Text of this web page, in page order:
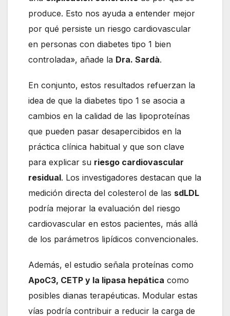
produce. Esto nos ayuda a entender mejor
por qué persiste un riesgo cardiovascular
en personas con diabetes tipo 1 bien
controlada», añade la Dra. Sardà.
En conjunto, estos resultados refuerzan la
idea de que la diabetes tipo 1 se asocia a
cambios en la calidad de las lipoproteínas
que pueden pasar desapercibidos en la
práctica clínica habitual y que son clave
para explicar su riesgo cardiovascular
residual. Los investigadores destacan que la
medición directa del colesterol de las sdLDL
podría mejorar la evaluación del riesgo
cardiovascular en estos pacientes, más allá
de los parámetros lipídicos convencionales.
Además, el estudio señala proteínas como
ApoC3, CETP y la lipasa hepática como
posibles dianas terapéuticas. Modular estas
vías podría contribuir a reducir la carga de